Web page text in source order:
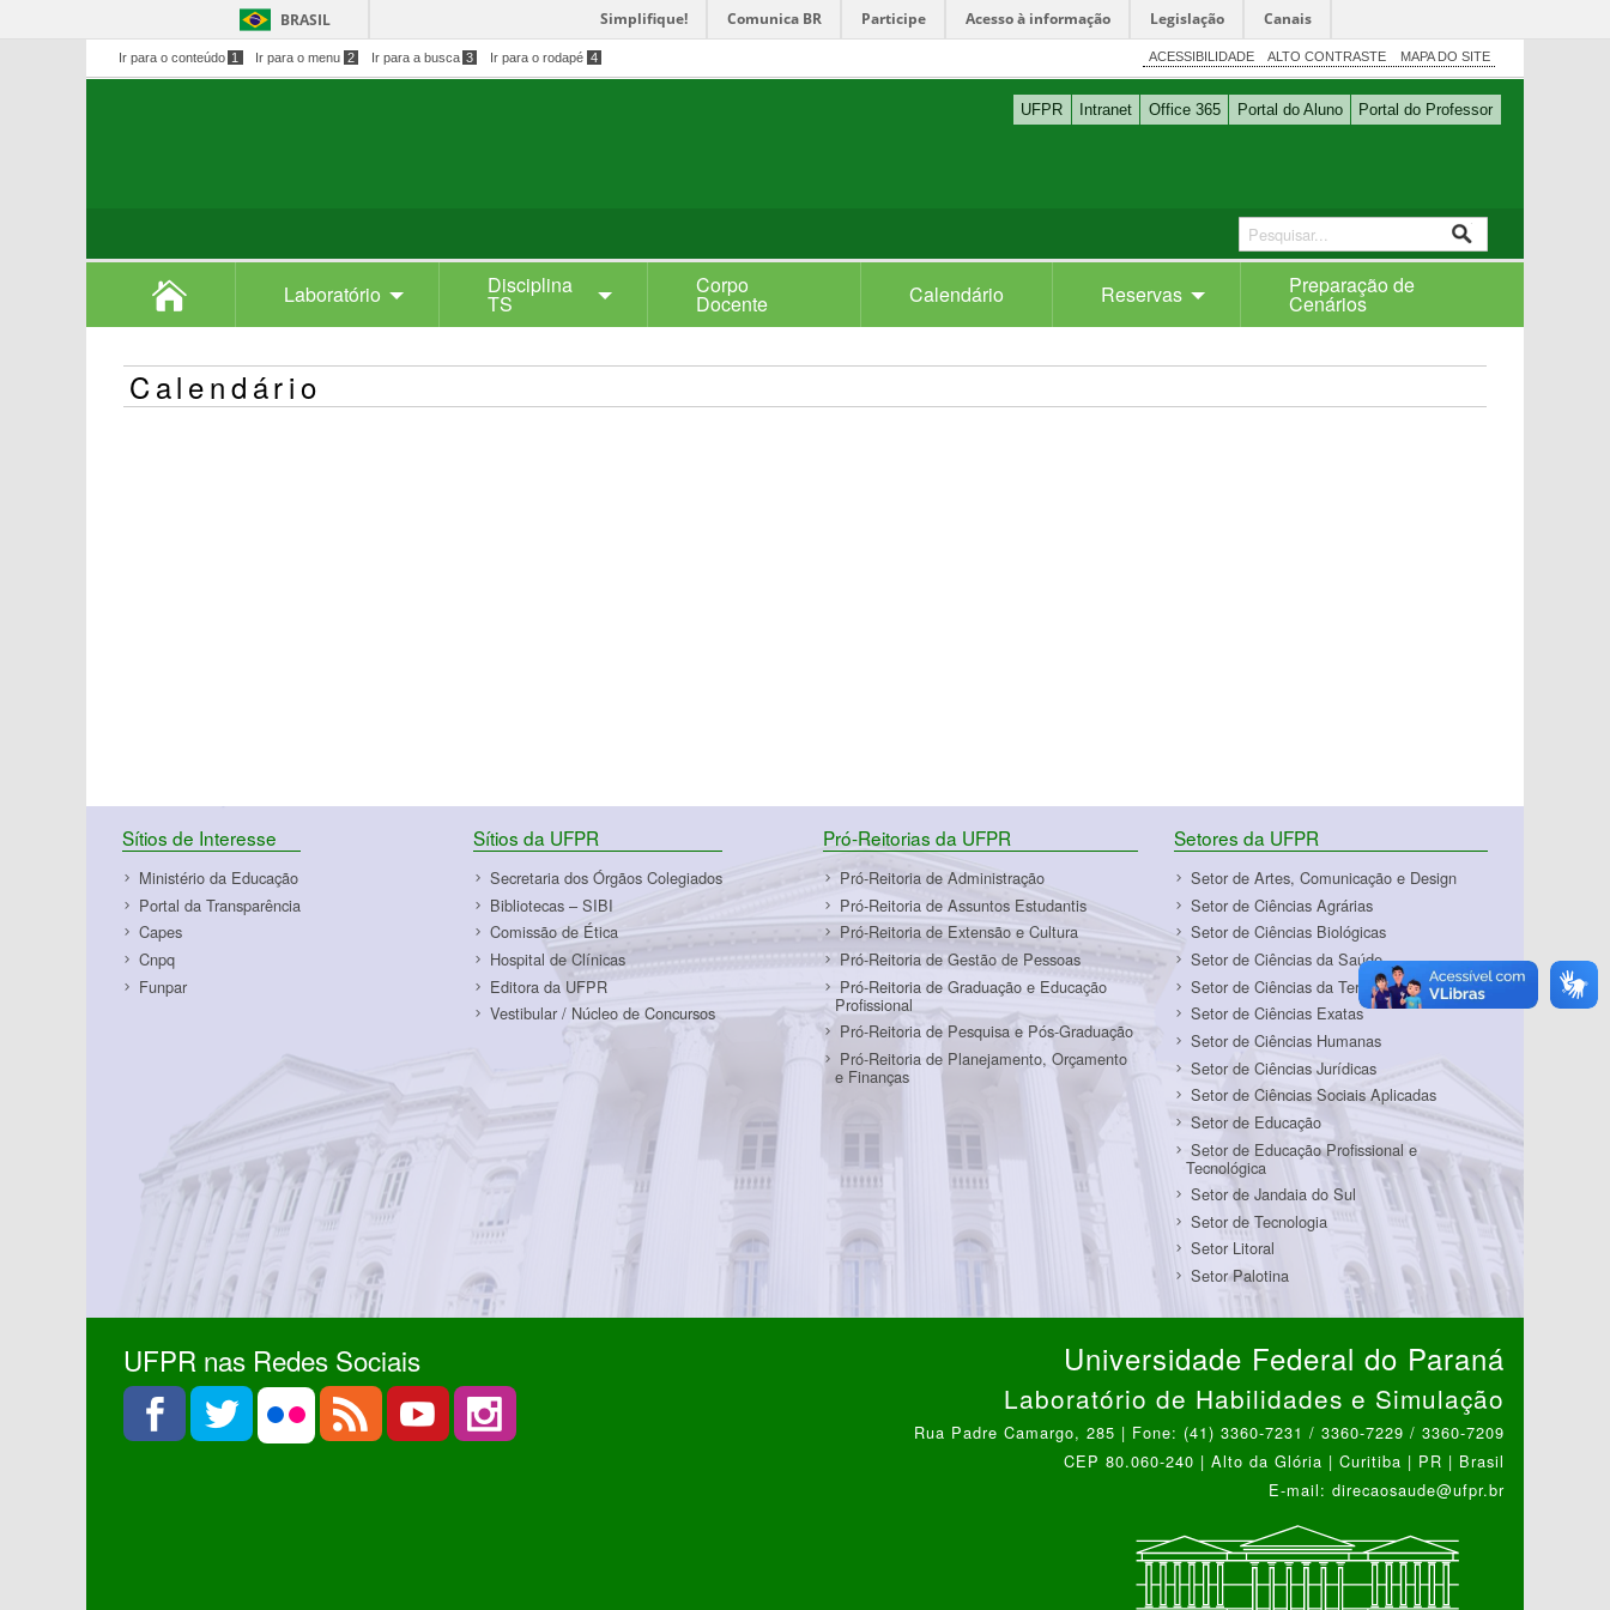
BRASIL Simplifique! Comunica BR Participe Acesso à informação Legislação Canais
Ir para o conteúdo 1 Ir para o menu 2 Ir para a busca 3 Ir para o rodapé 4 ACESSIBILIDADE ALTO CONTRASTE MAPA DO SITE
UFPR Intranet Office 365 Portal do Aluno Portal do Professor
Laboratório Disciplina
TS
Corpo
Docente Calendário Reservas Preparação de
Cenários
Calendário
Sítios de Interesse
Ministério da Educação
Portal da Transparência
Capes
Cnpq
Funpar
Sítios da UFPR
Secretaria dos Órgãos Colegiados
Bibliotecas – SIBI
Comissão de Ética
Hospital de Clínicas
Editora da UFPR
Vestibular / Núcleo de Concursos
Pró-Reitorias da UFPR
Pró-Reitoria de Administração
Pró-Reitoria de Assuntos Estudantis
Pró-Reitoria de Extensão e Cultura
Pró-Reitoria de Gestão de Pessoas
Pró-Reitoria de Graduação e Educação
Profissional
Pró-Reitoria de Pesquisa e Pós-Graduação
Pró-Reitoria de Planejamento, Orçamento
e Finanças
Setores da UFPR
Setor de Artes, Comunicação e Design
Setor de Ciências Agrárias
Setor de Ciências Biológicas
Setor de Ciências da Saúde
Setor de Ciências da Terra
Setor de Ciências Exatas
Setor de Ciências Humanas
Setor de Ciências Jurídicas
Setor de Ciências Sociais Aplicadas
Setor de Educação
Setor de Educação Profissional e
Tecnológica
Setor de Jandaia do Sul
Setor de Tecnologia
Setor Litoral
Setor Palotina
UFPR nas Redes Sociais Universidade Federal do Paraná
Laboratório de Habilidades e Simulação
Rua Padre Camargo, 285 | Fone: (41) 3360-7231 / 3360-7229 / 3360-7209
CEP 80.060-240 | Alto da Glória | Curitiba | PR | Brasil
E-mail: direcaosaude@ufpr.br